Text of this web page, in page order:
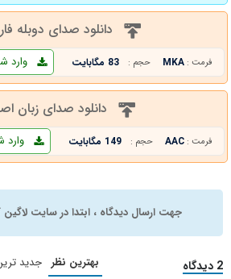
دانلود صدای دوبله
فرمت : MKA حجم : 83 مگابایت وارد
دانلود صدای زبان
فرمت : AAC حجم : 149 مگابایت وارد
جهت ارسال دیدگاه ، ابتدا در سایت لاگین
2 دیدگاه بهترین نظر جدید